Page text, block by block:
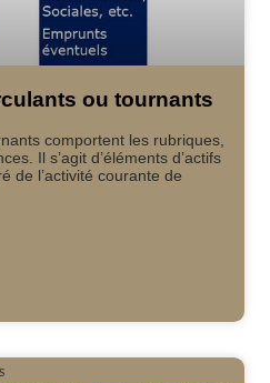
ou tournants
comportent les rubriques,
Il s’agit d’éléments d’actifs
de l’activité courante de